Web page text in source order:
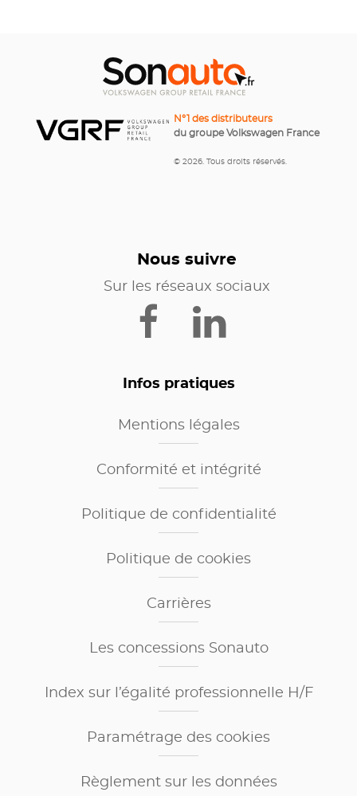
N°1 des distributeurs
du groupe Volkswagen France
© 2026. Tous droits réservés.
Nous suivre
Sur les réseaux sociaux
Infos pratiques
Mentions légales
Conformité et intégrité
Politique de confidentialité
Politique de cookies
Carrières
Les concessions Sonauto
Index sur l’égalité professionnelle H/F
Paramétrage des cookies
Règlement sur les données